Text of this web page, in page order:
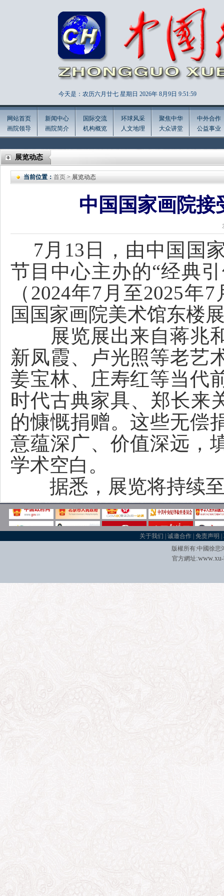
今天是：农历六月廿七 星期日 2026年 8月9日 9:52:0
网站首页
画院领导
新闻中心
画院简介
国际交流
机构概览
环球风采
人文地理
聚焦中华
大众讲堂
中外合作
公益事业
展览动态
当前位置： 首页 > 展览动态
中国国家画院接
7月13日，由中国国
节目中心主办的“经典
（2024年7月至2025年
国国家画院美术馆东楼
展览展出来自蒋兆和
新凤霞、卢光照等老艺
姜宝林、庄寿红等当代
时代古典家具、郑长来
的慷慨捐赠。这些无偿
意蕴深广、价值深远，
学术空白。
据悉，展览将持续
关于我们 |诚邀合作 |免责声明 |
版權所有:中國徐悲
官方網址:www.xu